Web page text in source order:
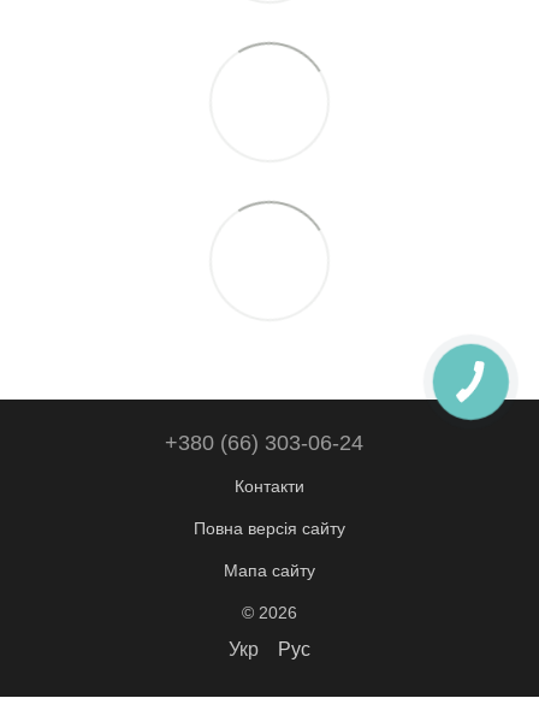
+380 (66) 303-06-24
Контакти
Повна версія сайту
Мапа сайту
© 2026
Укр Рус